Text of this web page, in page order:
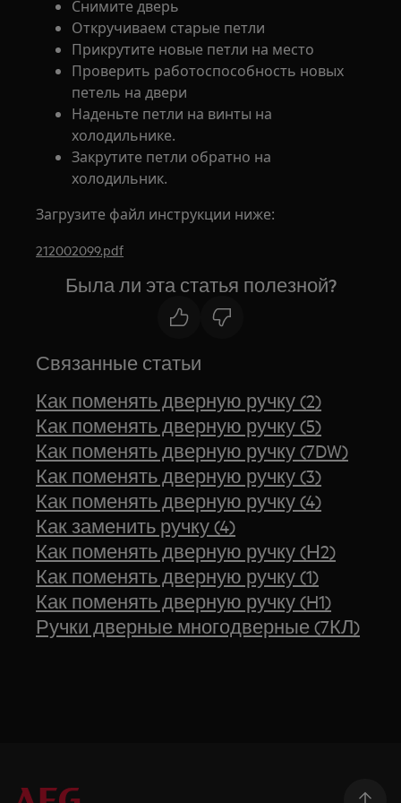
Снимите дверь
Откручиваем старые петли
Прикрутите новые петли на место
Проверить работоспособность новых
петель на двери
Наденьте петли на винты на
холодильнике.
Закрутите петли обратно на
холодильник.
Загрузите файл инструкции ниже:
212002099.pdf
Была ли эта статья полезной?
Связанные статьи
Как поменять дверную ручку (2)
Как поменять дверную ручку (5)
Как поменять дверную ручку (7DW)
Как поменять дверную ручку (3)
Как поменять дверную ручку (4)
Как заменить ручку (4)
Как поменять дверную ручку (Н2)
Как поменять дверную ручку (1)
Как поменять дверную ручку (H1)
Ручки дверные многодверные (7КЛ)